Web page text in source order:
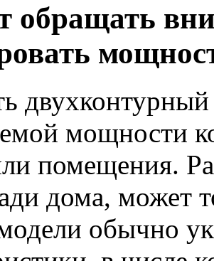
обращать
двухконтурный
мощности
помещения.
дома, может
обычно